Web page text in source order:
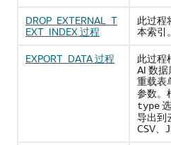
DROP_EXTERNAL_T
EXT_INDEX 过程
此过程
本索引。
EXPORT_DATA 过程
此过程
AI 数
重载表
参数。
type
导出到
CSV、